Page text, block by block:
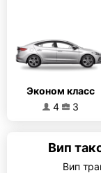
Эконом класс
4
3
Вип
Вип